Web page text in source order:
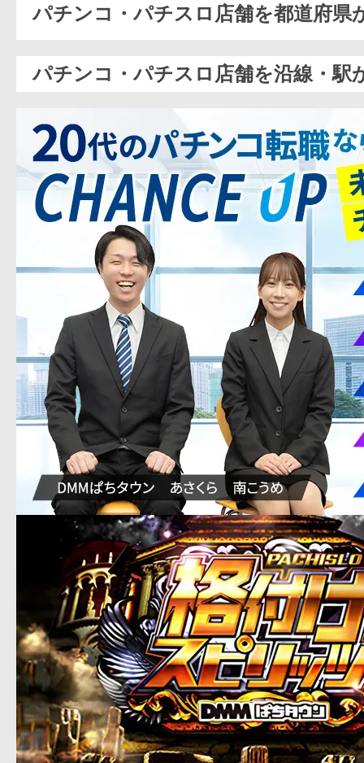
パチンコ・パチスロ店舗を都道府県
パチンコ・パチスロ店舗を沿線・駅